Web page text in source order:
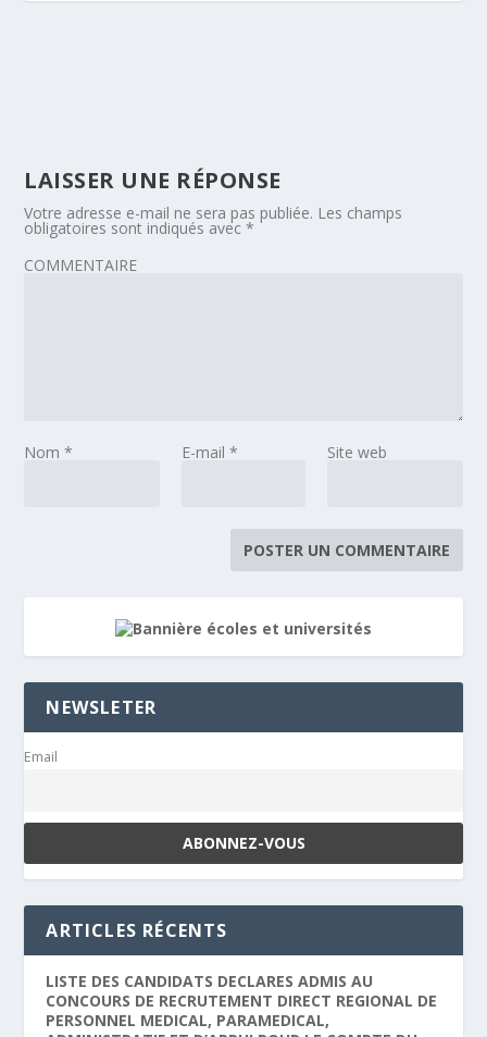
LAISSER UNE RÉPONSE
Votre adresse e-mail ne sera pas publiée. Les champs
obligatoires sont indiqués avec*
COMMENTAIRE
Nom* E-mail * Site web
NEWSLETER
Email
ARTICLES RÉCENTS
LISTE DES CANDIDATS DECLARES ADMIS AU
CONCOURS DE RECRUTEMENT DIRECT REGIONAL DE
PERSONNEL MEDICAL, PARAMEDICAL,